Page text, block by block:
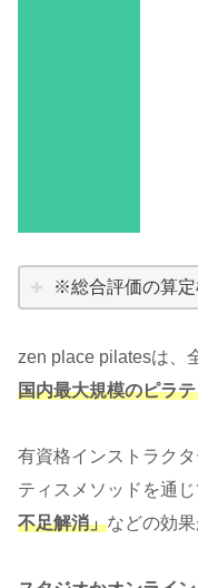
※総合評価の算
zen place pilatesは、
国内最大規模のピラ
有資格インストラク
ティスメソッドを通じ
不足解消」などの効果